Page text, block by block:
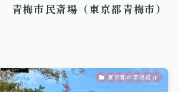
青梅市民斎場（東京都青梅市）
東京都の斎場紹介